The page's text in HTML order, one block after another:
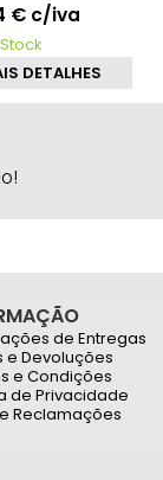
€ c/iva
DETALHES
de Entregas
e Devoluções
e Condições
de Privacidade
Reclamações